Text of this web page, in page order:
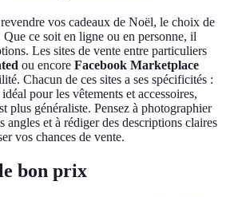
vos cadeaux de Noël, le choix de
ce soit en ligne ou en personne, il
Les sites de vente entre particuliers
ou encore Facebook Marketplace
Chacun de ces sites a ses spécificités :
idéal pour les vêtements et accessoires,
plus généraliste. Pensez à photographier
angles et à rédiger des descriptions claires
vos chances de vente.
bon prix